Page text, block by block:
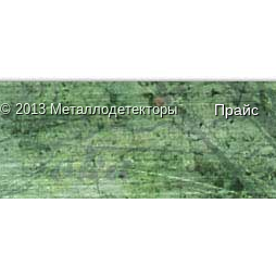
© 2013 Металлодетекторы Прайс